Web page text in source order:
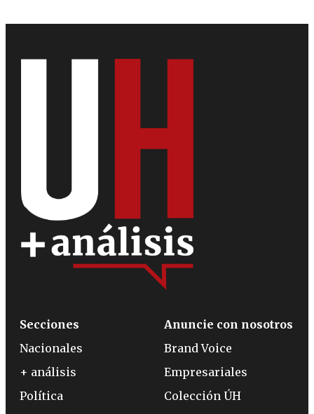
Secciones
Nacionales
+ análisis
Política
Anuncie con nosotros
Brand Voice
Empresariales
Colección ÚH